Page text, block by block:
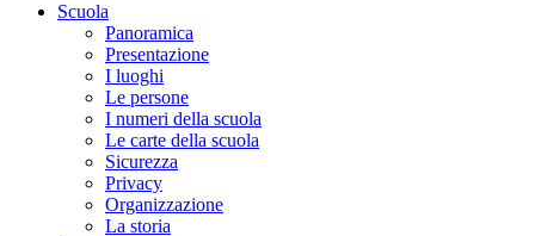
Scuola
Panoramica
Presentazione
I luoghi
Le persone
I numeri della scuola
Le carte della scuola
Sicurezza
Privacy
Organizzazione
La storia